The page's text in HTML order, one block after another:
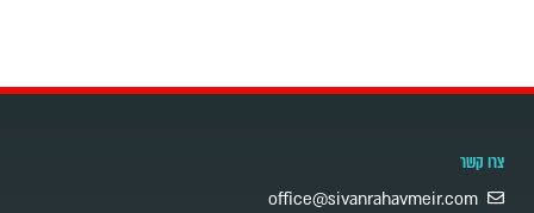
צרו קשר
office@sivanrahavmeir.com